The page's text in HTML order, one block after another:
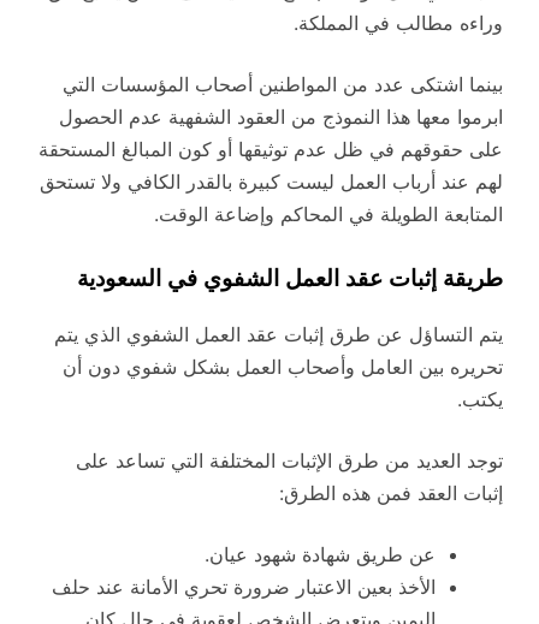
وراءه مطالب في المملكة.
بينما اشتكى عدد من المواطنين أصحاب المؤسسات التي
ابرموا معها هذا النموذج من العقود الشفهية عدم الحصول
على حقوقهم في ظل عدم توثيقها أو كون المبالغ المستحقة
لهم عند أرباب العمل ليست كبيرة بالقدر الكافي ولا تستحق
المتابعة الطويلة في المحاكم وإضاعة الوقت.
طريقة إثبات عقد العمل الشفوي في السعودية
يتم التساؤل عن طرق إثبات عقد العمل الشفوي الذي يتم
تحريره بين العامل وأصحاب العمل بشكل شفوي دون أن
يكتب.
توجد العديد من طرق الإثبات المختلفة التي تساعد على
إثبات العقد فمن هذه الطرق:
عن طريق شهادة شهود عيان.
الأخذ بعين الاعتبار ضرورة تحري الأمانة عند حلف